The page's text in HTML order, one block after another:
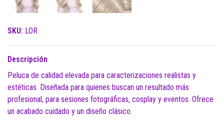
SKU: LOR
Descripción
Peluca de calidad elevada para caracterizaciones realistas y
estéticas. Diseñada para quienes buscan un resultado más
profesional, para sesiones fotográficas, cosplay y eventos. Ofrece
un acabado cuidado y un diseño clásico.